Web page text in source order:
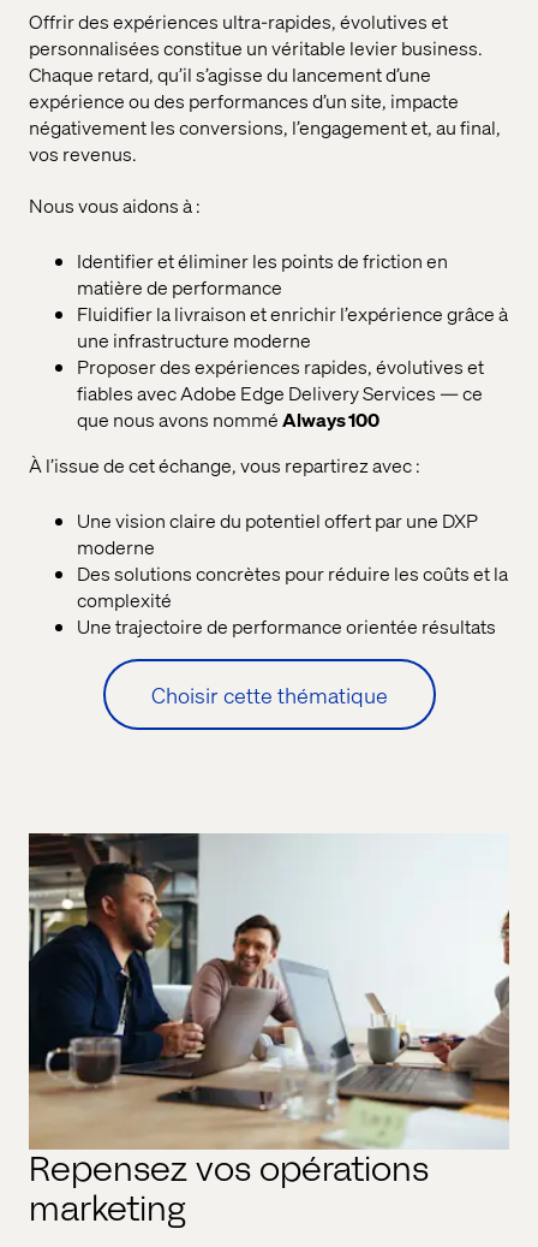
Offrir des expériences ultra-rapides, évolutives et
personnalisées constitue un véritable levier business.
Chaque retard, qu’il s’agisse du lancement d’une
expérience ou des performances d’un site, impacte
négativement les conversions, l’engagement et, au final,
vos revenus.
Nous vous aidons à :
Identifier et éliminer les points de friction en
matière de performance
Fluidifier la livraison et enrichir l’expérience grâce à
une infrastructure moderne
Proposer des expériences rapides, évolutives et
fiables avec Adobe Edge Delivery Services — ce
que nous avons nomméAlways 100
À l’issue de cet échange, vous repartirez avec :
Une vision claire du potentiel offert par une DXP
moderne
Des solutions concrètes pour réduire les coûts et la
complexité
Une trajectoire de performance orientée résultats
Choisir cette thématique
Repensez vos opérations
marketing